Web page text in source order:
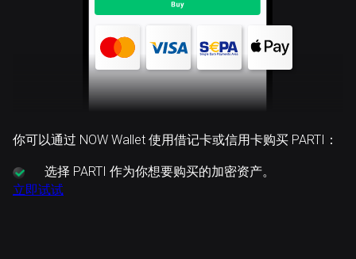
你可以通过 NOW Wallet 使用借记卡或信用卡购买 PARTI：
选择 PARTI 作为你想要购买的加密资产。
立即试试